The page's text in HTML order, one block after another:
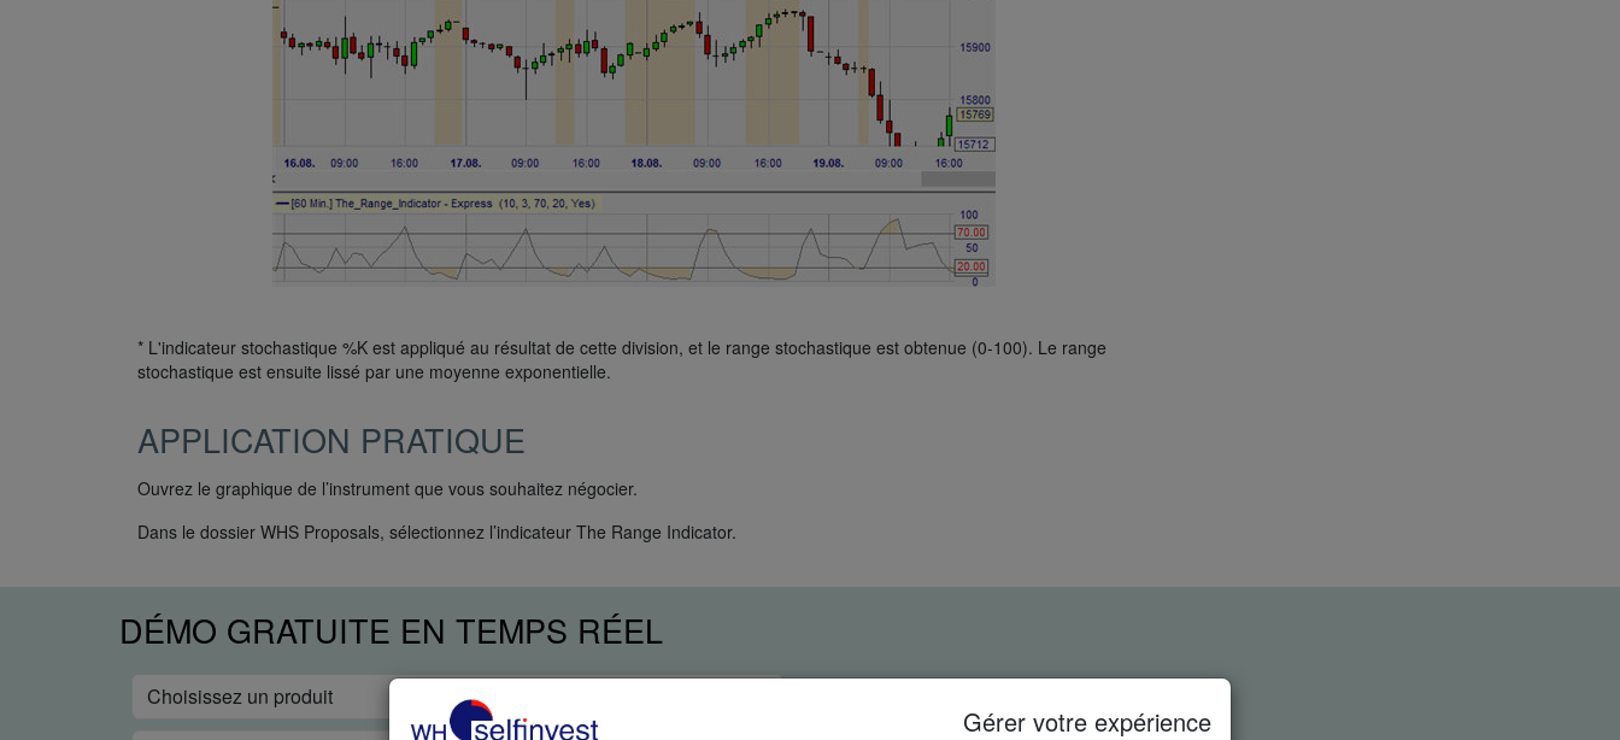
* L'indicateur stochastique %K est appliqué au résultat de cette division, et le range stochastique est obtenue (0-100). Le range
stochastique est ensuite lissé par une moyenne exponentielle.
APPLICATION PRATIQUE
Ouvrez le graphique de l’instrument que vous souhaitez négocier.
Dans le dossier WHS Proposals, sélectionnez l’indicateur The Range Indicator.
Gérer votre expérience
DÉMO GRATUITE EN TEMPS RÉEL